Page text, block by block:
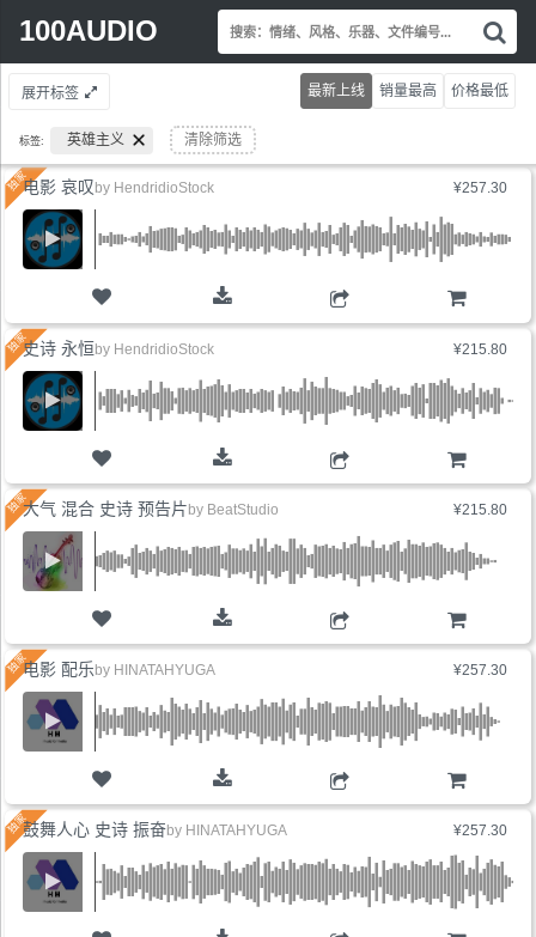
100AUDIO
Search
索
情
绪
乐
文
展开标签
标签: 英雄主义 清除筛选
最新上线 销量最高 价格最低
¥257.30
电影 哀叹 by HendridioStock
¥215.80
购物车
史诗 永恒by HendridioStock
¥215.80
购物车
大气 混合 史诗 预告片 by BeatStudio
¥257.30
购物车
电影 配乐 by HINATAHYUGA
¥257.30
鼓舞人心 史诗 振奋by HINATAHYUGA